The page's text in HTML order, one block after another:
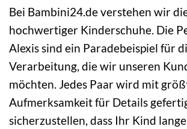
Bei Bambini24.de verstehen wir
hochwertiger Kinderschuhe. Die
Alexis sind ein Paradebeispiel für
Verarbeitung, die wir unseren
möchten. Jedes Paar wird mit
Aufmerksamkeit für Details
sicherzustellen, dass Ihr Kind